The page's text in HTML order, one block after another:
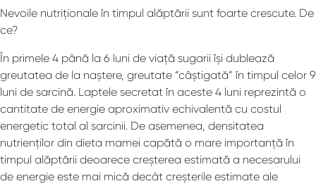
Nevoile nutriționale în timpul alăptării sunt foarte crescute. De
ce?
În primele 4 până la 6 luni de viață sugarii își dublează
greutatea de la naștere, greutate “câștigată” în timpul celor 9
luni de sarcină. Laptele secretat în aceste 4 luni reprezintă o
cantitate de energie aproximativ echivalentă cu costul
energetic total al sarcinii. De asemenea, densitatea
nutrienților din dieta mamei capătă o mare importanță în
timpul alăptării deoarece creșterea estimată a necesarului
de energie este mai mică decât creșterile estimate ale